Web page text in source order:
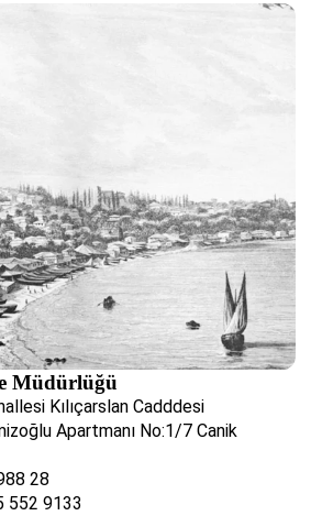
Müdürlüğü
Kılıçarslan Cadddesi
Apartmanı No:1/7 Canik
28
552 9133